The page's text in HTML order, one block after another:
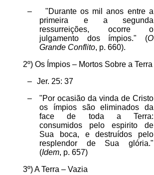
–
"Durante os mil anos entre a
primeira e a segunda
ressurreições, ocorre o
julgamento dos ímpios." (O
Grande Conflito, p. 660).
2º) Os Ímpios – Mortos Sobre a Terra
–
Jer. 25: 37
–
"Por ocasião da vinda de Cristo
os ímpios são eliminados da
face de toda a Terra:
consumidos pelo espirito de
Sua boca, e destruídos pelo
resplendor de Sua glória."
(Idem, p. 657)
3º) A Terra – Vazia